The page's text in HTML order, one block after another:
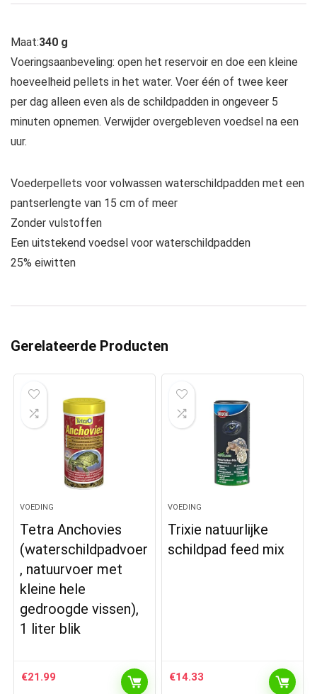
Maat:340 g
Voeringsaanbeveling: open het reservoir en doe een kleine
hoeveelheid pellets in het water. Voer één of twee keer
per dag alleen even als de schildpadden in ongeveer 5
minuten opnemen. Verwijder overgebleven voedsel na een
uur.
Voederpellets voor volwassen waterschildpadden met een
pantserlengte van 15 cm of meer
Zonder vulstoffen
Een uitstekend voedsel voor waterschildpadden
25% eiwitten
Gerelateerde Producten
VOEDING
Tetra Anchovies
(waterschildpadvoer
, natuurvoer met
kleine hele
gedroogde vissen),
1 liter blik
€21.99
VOEDING
Trixie natuurlijke
schildpad feed mix
€14.33